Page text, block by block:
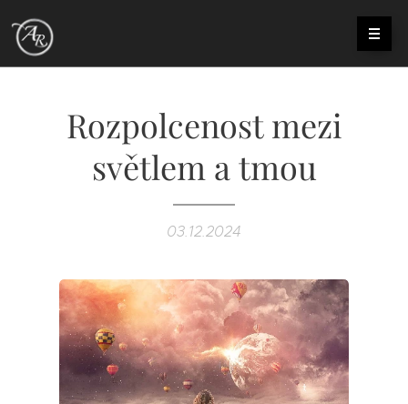
Rozpolcenost mezi
světlem a tmou
03.12.2024